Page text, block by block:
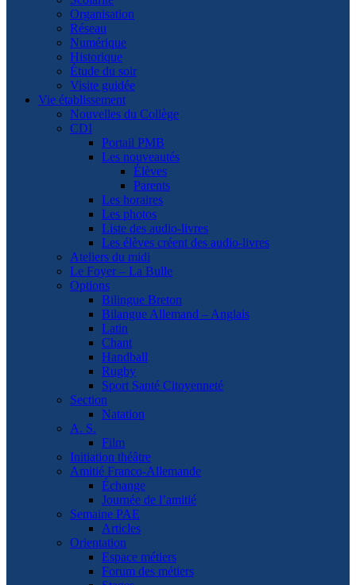
Organisation
Réseau
Numérique
Historique
Étude du soir
Visite guidée
Vie établissement
Nouvelles du Collège
CDI
Portail PMB
Les nouveautés
Élèves
Parents
Les horaires
Les photos
Liste des audio-livres
Les élèves créent des audio-livres
Ateliers du midi
Le Foyer – La Bulle
Options
Bilingue Breton
Bilangue Allemand – Anglais
Latin
Chant
Handball
Rugby
Sport Santé Citoyenneté
Section
Natation
A. S.
Film
Initiation théâtre
Amitié Franco-Allemande
Échange
Journée de l’amitié
Semaine PAE
Articles
Orientation
Espace métiers
Forum des métiers